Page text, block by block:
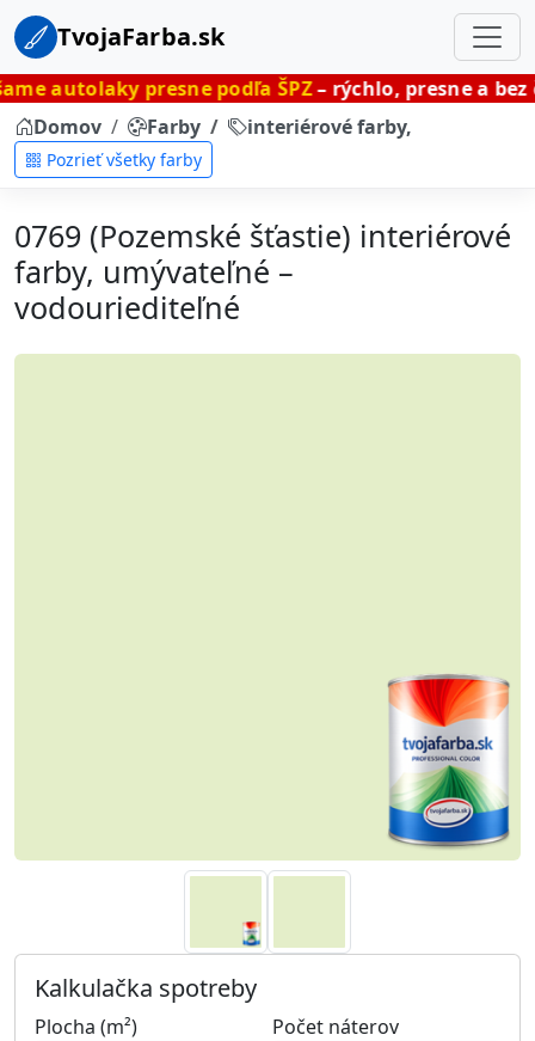
TvojaFarba.sk
presne podľa ŠPZ– rýchlo, presne a bez čakania.
Domov
Farby interiérové farby,
Pozrieť všetky farby
0769 (Pozemské šťastie) interiérové
farby, umývateľné –
vodouriediteľné
Kalkulačka spotreby
Plocha (m²) Počet náterov